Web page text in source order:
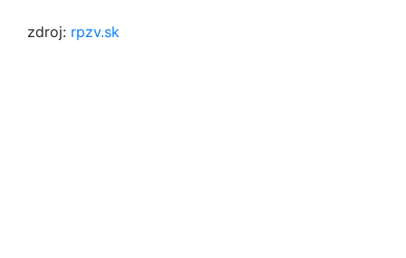
zdroj: rpzv.sk